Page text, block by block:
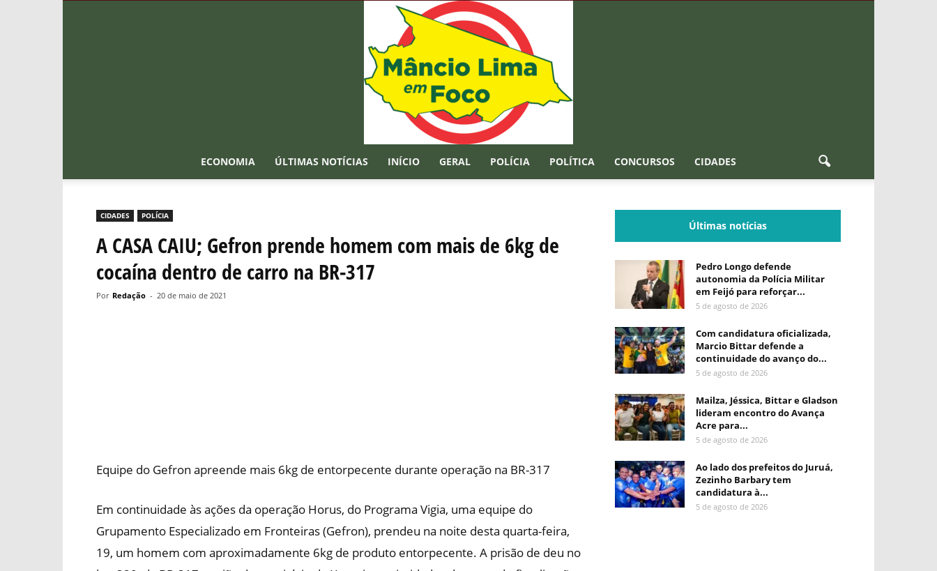
ECONOMIA ÚLTIMAS NOTÍCIAS INÍCIO GERAL POLÍCIA POLÍTICA CONCURSOS CIDADES
CIDADES POLÍCIA
A CASA CAIU; Gefron prende homem com mais de 6kg de
cocaína dentro de carro na BR-317
Por Redação - 20 de maio de 2021
Equipe do Gefron apreende mais 6kg de entorpecente durante operação na BR-317
Em continuidade às ações da operação Horus, do Programa Vigia, uma equipe do
Grupamento Especializado em Fronteiras (Gefron), prendeu na noite desta quarta-feira,
19, um homem com aproximadamente 6kg de produto entorpecente. A prisão de deu no
Últimas notícias
Pedro Longo defende
autonomia da Polícia Militar
em Feijó para reforçar...
5 de agosto de 2026
Com candidatura oficializada,
Marcio Bittar defende a
continuidade do avanço do...
5 de agosto de 2026
Mailza, Jéssica, Bittar e Gladson
lideram encontro do Avança
Acre para...
5 de agosto de 2026
Ao lado dos prefeitos do Juruá,
Zezinho Barbary tem
candidatura à...
5 de agosto de 2026